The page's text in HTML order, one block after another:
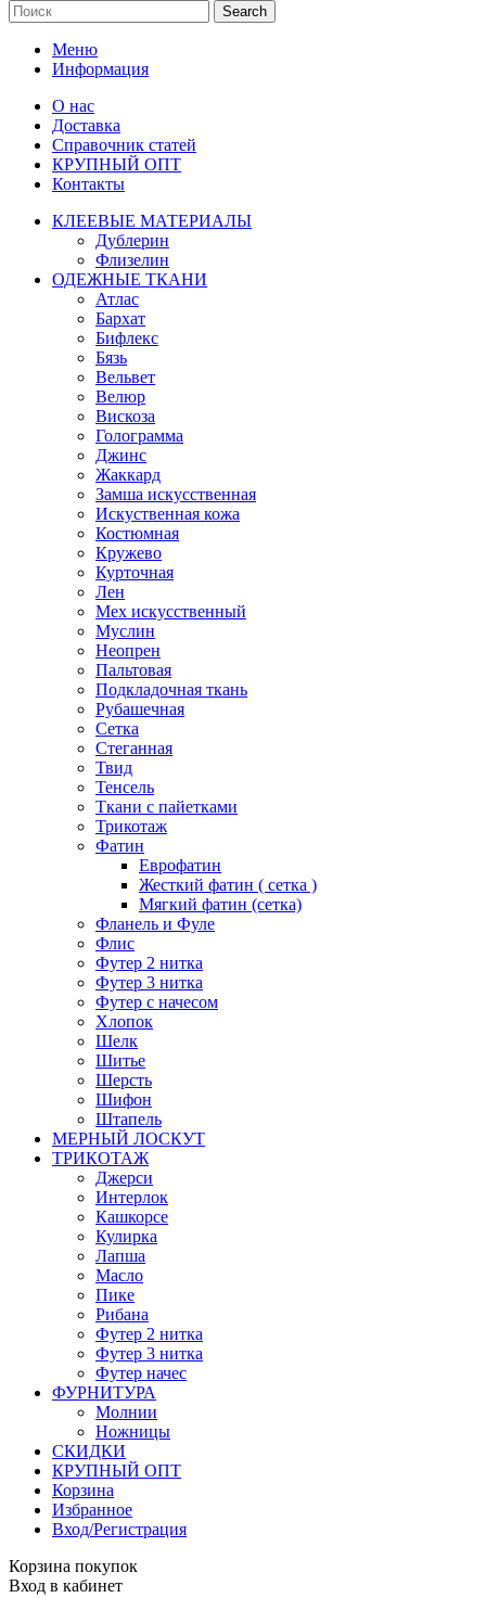
Search
Меню
Информация
О нас
Доставка
Справочник статей
КРУПНЫЙ ОПТ
Контакты
КЛЕЕВЫЕ МАТЕРИАЛЫ
Дублерин
Флизелин
ОДЕЖНЫЕ ТКАНИ
Атлас
Бархат
Бифлекс
Бязь
Вельвет
Велюр
Вискоза
Голограмма
Джинс
Жаккард
Замша искусственная
Искуственная кожа
Костюмная
Кружево
Курточная
Лен
Мех искусственный
Муслин
Неопрен
Пальтовая
Подкладочная ткань
Рубашечная
Сетка
Стеганная
Твид
Тенсель
Ткани с пайетками
Трикотаж
Фатин
Еврофатин
Жесткий фатин ( сетка )
Мягкий фатин (сетка)
Фланель и Фуле
Флис
Футер 2 нитка
Футер 3 нитка
Футер с начесом
Хлопок
Шелк
Шитье
Шерсть
Шифон
Штапель
МЕРНЫЙ ЛОСКУТ
ТРИКОТАЖ
Джерси
Интерлок
Кашкорсе
Кулирка
Лапша
Масло
Пике
Рибана
Футер 2 нитка
Футер 3 нитка
Футер начес
ФУРНИТУРА
Молнии
Ножницы
СКИДКИ
КРУПНЫЙ ОПТ
Корзина
Избранное
Вход/Регистрация
Корзина покупок
Вход в кабинет